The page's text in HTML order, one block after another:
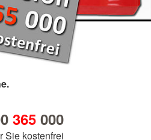
365000
Sie kostenfrei